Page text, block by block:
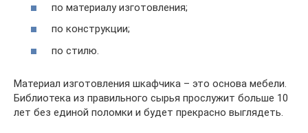
по материалу изготовления;
по конструкции;
по стилю.
Материал изготовления шкафчика – это основа мебели.
Библиотека из правильного сырья прослужит больше 10
лет без единой поломки и будет прекрасно выглядеть.